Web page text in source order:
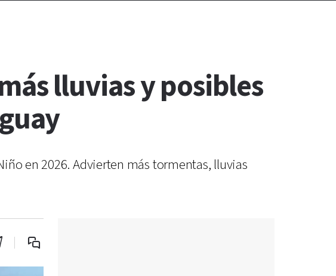
lluvias y posibles
en 2026. Advierten más tormentas, lluvias